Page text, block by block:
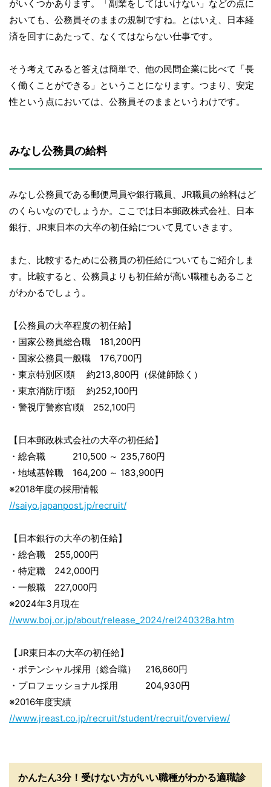
がいくつかあります。「副業をしてはいけない」などの点に
おいても、公務員そのままの規制ですね。とはいえ、日本経
済を回すにあたって、なくてはならない仕事です。
そう考えてみると答えは簡単で、他の民間企業に比べて「長
く働くことができる」ということになります。つまり、安定
性という点においては、公務員そのままというわけです。
みなし公務員の給料
みなし公務員である郵便局員や銀行職員、JR職員の給料はど
のくらいなのでしょうか。ここでは日本郵政株式会社、日本
銀行、JR東日本の大卒の初任給について見ていきます。
また、比較するために公務員の初任給についてもご紹介しま
す。比較すると、公務員よりも初任給が高い職種もあること
がわかるでしょう。
【公務員の大卒程度の初任給】
・国家公務員総合職 181,200円
・国家公務員一般職 176,700円
・東京特別区Ⅰ類 約213,800円（保健師除く）
・東京消防庁Ⅰ類 約252,100円
・警視庁警察官Ⅰ類 252,100円
【日本郵政株式会社の大卒の初任給】
・総合職 210,500 ～ 235,760円
・地域基幹職 164,200 ～ 183,900円
※2018年度の採用情報
//saiyo.japanpost.jp/recruit/
【日本銀行の大卒の初任給】
・総合職 255,000円
・特定職 242,000円
・一般職 227,000円
※2024年3月現在
//www.boj.or.jp/about/release_2024/rel240328a.htm
【JR東日本の大卒の初任給】
・ポテンシャル採用（総合職） 216,660円
・プロフェッショナル採用 204,930円
※2016年度実績
//www.jreast.co.jp/recruit/student/recruit/overview/
かんたん3分！受けない方がいい職種がわかる適職診